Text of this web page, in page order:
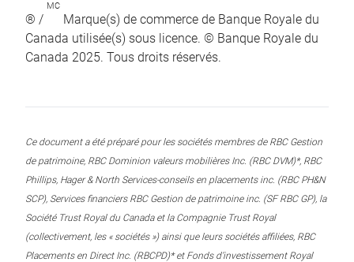
® /
MC
Marque(s) de commerce de Banque Royale du
Canada utilisée(s) sous licence. © Banque Royale du
Canada 2025. Tous droits réservés.
Ce document a été préparé pour les sociétés membres de RBC Gestion
de patrimoine, RBC Dominion valeurs mobilières Inc. (RBC DVM)*, RBC
Phillips, Hager & North Services-conseils en placements inc. (RBC PH&N
SCP), Services financiers RBC Gestion de patrimoine inc. (SF RBC GP), la
Société Trust Royal du Canada et la Compagnie Trust Royal
(collectivement, les « sociétés ») ainsi que leurs sociétés affiliées, RBC
Placements en Direct Inc. (RBCPD)* et Fonds d’investissement Royal